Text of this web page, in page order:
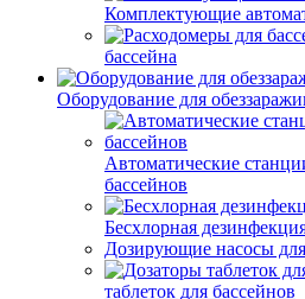
Комплектующие
бассейна
Оборудование для
Автоматические
бассейнов
Беcхлорная
Дозирующие насосы
таблеток для бассейнов